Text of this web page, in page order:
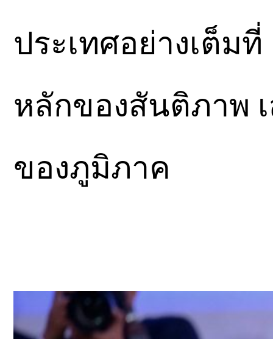
ประเทศอย่างเต็มที่
หลักของสันติภาพ
ของภูมิภาค